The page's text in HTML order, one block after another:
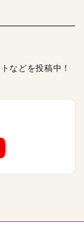
などを投稿中！